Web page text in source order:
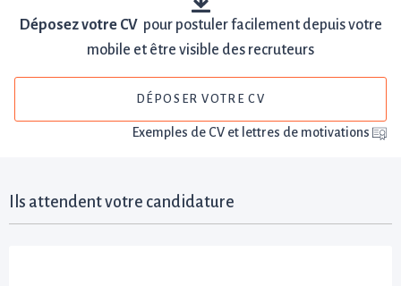
Déposez votre CVpour postuler facilement depuis votre
mobile et être visible des recruteurs
DÉPOSER VOTRE CV
Exemples de CV et lettres de motivations
Ils attendent votre candidature